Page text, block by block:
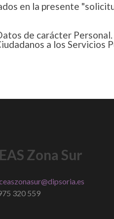
en la presente
de carácter Personal.
a los Servicios
Zona Sur
320 559